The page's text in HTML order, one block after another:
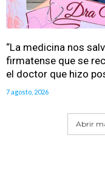
“La medicina nos
firmatense que se
el doctor que hizo
7 agosto, 2026
Abrir